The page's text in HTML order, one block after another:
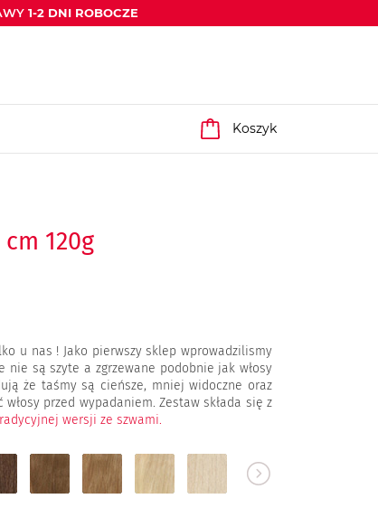
1-2 DNI ROBOCZE
Koszyk
120g
u nas ! Jako pierwszy sklep wprowadzilismy
nie są szyte a zgrzewane podobnie jak włosy
że taśmy są cieńsze, mniej widoczne oraz
przed wypadaniem. Zestaw składa się z
wersji ze szwami.
jasny
brąz
16
ciemny
blond
średni
blond
blond
60
b.jasny